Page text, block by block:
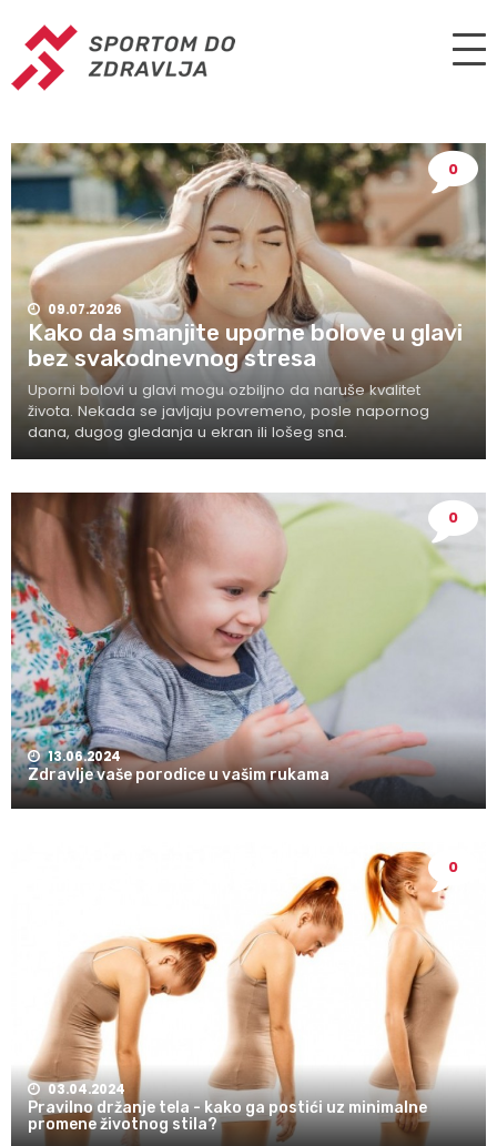
0
09.07.2026
Kako da smanjite uporne bolove u glavi
bez svakodnevnog stresa
Uporni bolovi u glavi mogu ozbiljno da naruše kvalitet
života. Nekada se javljaju povremeno, posle napornog
dana, dugog gledanja u ekran ili lošeg sna.
0
13.06.2024
Zdravlje vaše porodice u vašim rukama
0
03.04.2024
Pravilno držanje tela - kako ga postići uz minimalne
promene životnog stila?